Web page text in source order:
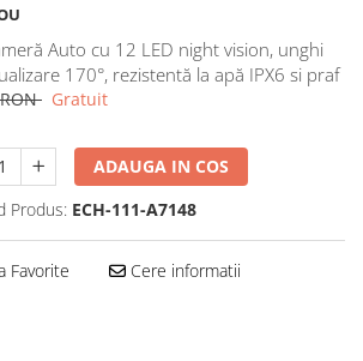
Auto cu 12 LED night vision, unghi
170°, rezistentă la apă IPX6 si praf
Gratuit
ADAUGA IN COS
Produs: ECH-111-A7148
Favorite Cere informatii